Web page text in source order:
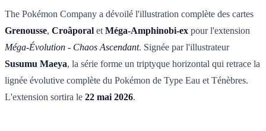
The Pokémon Company a dévoilé l'illustration complète des cartes
Grenousse, Croâporal et Méga-Amphinobi-ex pour l'extension
Méga-Évolution - Chaos Ascendant. Signée par l'illustrateur
Susumu Maeya, la série forme un triptyque horizontal qui retrace la
lignée évolutive complète du Pokémon de Type Eau et Ténèbres.
L'extension sortira le 22 mai 2026.